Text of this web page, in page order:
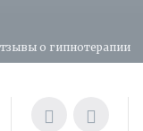
о гипнотерапии